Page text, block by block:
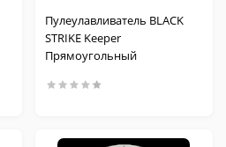
Пулеулавливатель BLACK
STRIKE Keeper
Прямоугольный